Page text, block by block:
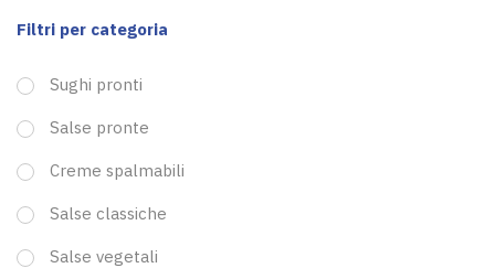
Filtri per categoria
Sughi pronti
Salse pronte
Creme spalmabili
Salse classiche
Salse vegetali